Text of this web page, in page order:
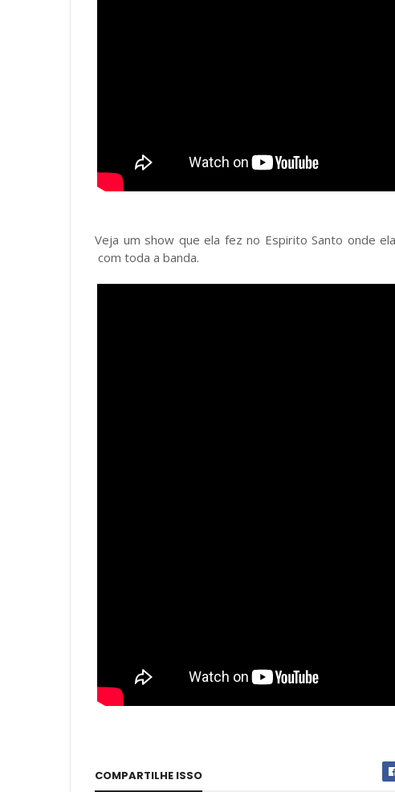
Veja um show que ela fez no Espirito Santo onde
com toda a banda.
COMPARTILHE ISSO